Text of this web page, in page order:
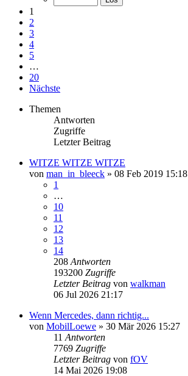
1
2
3
4
5
…
20
Nächste
Themen
Antworten
Zugriffe
Letzter Beitrag
WITZE WITZE WITZE
von man_in_bleeck » 08 Feb 2019 15:18
1
…
10
11
12
13
14
208 Antworten
193200 Zugriffe
Letzter Beitrag von walkman
06 Jul 2026 21:17
Wenn Mercedes, dann richtig...
von MobilLoewe » 30 Mär 2026 15:27
11 Antworten
7769 Zugriffe
Letzter Beitrag von fOV
14 Mai 2026 19:08